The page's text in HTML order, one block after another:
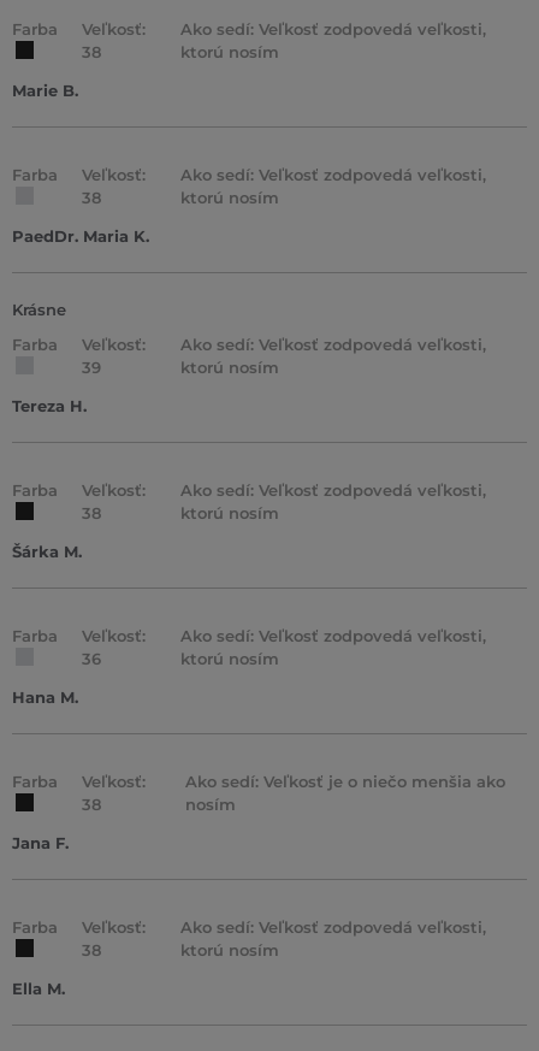
Farba
Veľkosť:
38
Ako sedí: Veľkosť zodpovedá veľkosti,
ktorú nosím
Marie B.
Farba
Veľkosť:
38
Ako sedí: Veľkosť zodpovedá veľkosti,
ktorú nosím
PaedDr. Maria K.
Krásne
Farba
Veľkosť:
39
Ako sedí: Veľkosť zodpovedá veľkosti,
ktorú nosím
Tereza H.
Farba
Veľkosť:
38
Ako sedí: Veľkosť zodpovedá veľkosti,
ktorú nosím
Šárka M.
Farba
Veľkosť:
36
Ako sedí: Veľkosť zodpovedá veľkosti,
ktorú nosím
Hana M.
Farba
Veľkosť:
38
Ako sedí: Veľkosť je o niečo menšia ako
nosím
Jana F.
Farba
Veľkosť:
38
Ako sedí: Veľkosť zodpovedá veľkosti,
ktorú nosím
Ella M.